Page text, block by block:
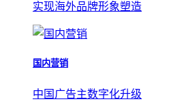
实现海外品牌形象塑造
国内营销
中国广告主数字化升级